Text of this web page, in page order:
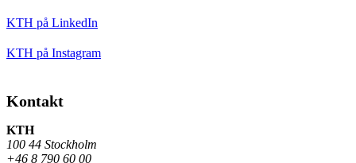
KTH på LinkedIn
KTH på Instagram
Kontakt
KTH
100 44 Stockholm
+46 8 790 60 00